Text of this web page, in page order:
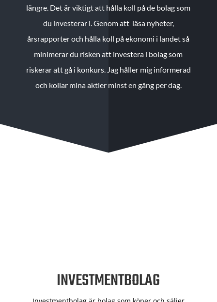
längre. Det är viktigt att hålla koll på de bolag som
du investerar i. Genom att läsa nyheter,
årsrapporter och hålla koll på ekonomi i landet så
minimerar du risken att investera i bolag som
riskerar att gå i konkurs. Jag håller mig informerad
och kollar mina aktier minst en gång per dag.
INVESTMENTBOLAG